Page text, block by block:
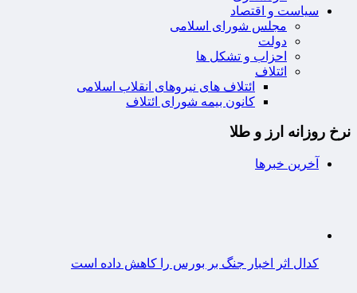
سیاست و اقتصاد
مجلس شورای اسلامی
دولت
احزاب و تشکل ها
ائتلاف
ائتلاف های نیروهای انقلاب اسلامی
کانون بیمه شورای ائتلاف
نرخ روزانه ارز و طلا
آخرین خبرها
کدال اثر اخبار جنگ بر بورس را کاهش داده است